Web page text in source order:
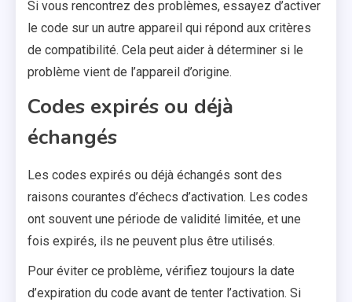
Si vous rencontrez des problèmes, essayez d’activer
le code sur un autre appareil qui répond aux critères
de compatibilité. Cela peut aider à déterminer si le
problème vient de l’appareil d’origine.
Codes expirés ou déjà
échangés
Les codes expirés ou déjà échangés sont des
raisons courantes d’échecs d’activation. Les codes
ont souvent une période de validité limitée, et une
fois expirés, ils ne peuvent plus être utilisés.
Pour éviter ce problème, vérifiez toujours la date
d’expiration du code avant de tenter l’activation. Si